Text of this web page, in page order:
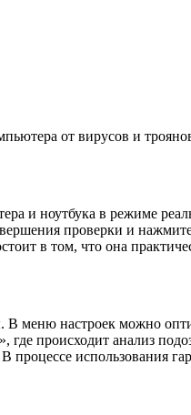
от вирусов и
и ноутбука в режиме
проверки и
в том, что она
меню настроек можно
где происходит анализ
использования